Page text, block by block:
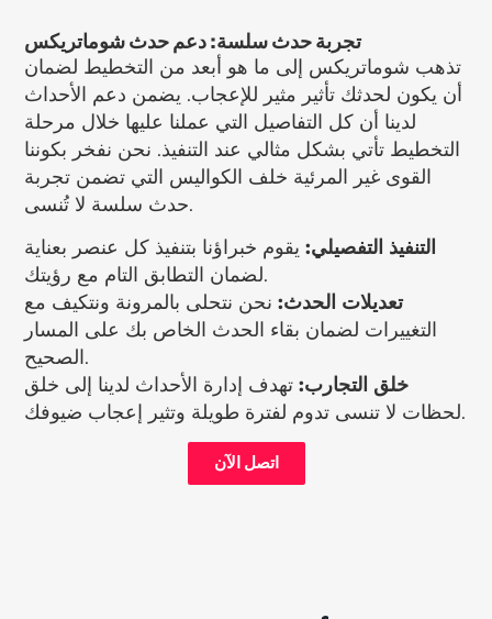
تجربة حدث سلسة: دعم حدث شوماتريكس
تذهب شوماتريكس إلى ما هو أبعد من التخطيط لضمان
أن يكون لحدثك تأثير مثير للإعجاب. يضمن دعم الأحداث
لدينا أن كل التفاصيل التي عملنا عليها خلال مرحلة
التخطيط تأتي بشكل مثالي عند التنفيذ. نحن نفخر بكوننا
القوى غير المرئية خلف الكواليس التي تضمن تجربة
حدث سلسة لا تُنسى.
التنفيذ التفصيلي:يقوم خبراؤنا بتنفيذ كل عنصر بعناية
لضمان التطابق التام مع رؤيتك.
تعديلات الحدث:نحن نتحلى بالمرونة ونتكيف مع
التغييرات لضمان بقاء الحدث الخاص بك على المسار
الصحيح.
خلق التجارب:تهدف إدارة الأحداث لدينا إلى خلق
لحظات لا تنسى تدوم لفترة طويلة وتثير إعجاب ضيوفك.
اتصل الآن